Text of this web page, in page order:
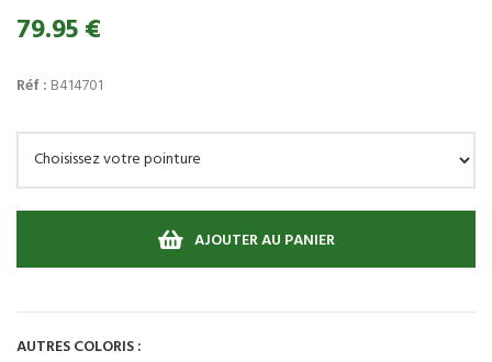
79.95 €
Réf : B414701
AJOUTER AU PANIER
AUTRES COLORIS :